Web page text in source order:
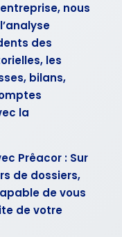
nous
des
les
bilans,
la
Prêacor : Sur
de dossiers,
de vous
de votre